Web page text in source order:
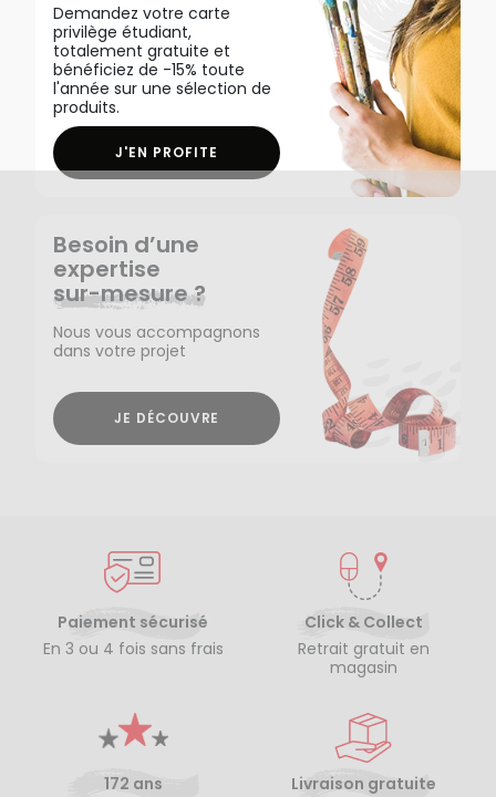
Demandez votre carte
privilège étudiant,
totalement gratuite et
bénéficiez de -15% toute
l'année sur une sélection de
produits.
J'EN PROFITE
Besoin d’une
expertise
sur-mesure ?
Nous vous accompagnons
dans votre projet
JE DÉCOUVRE
Paiement sécurisé
En 3 ou 4 fois sans frais
Click & Collect
Retrait gratuit en
magasin
172 ans
Livraison gratuite